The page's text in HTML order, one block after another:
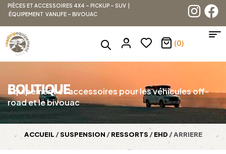
PIÈCES ET ACCESSOIRES 4X4 – PICKUP – SUV |
ÉQUIPEMENT VANLIFE – BIVOUAC
(0)
BOUTIQUE
Équipement et accessoires pour les véhicules off-
road et le bivouac
ACCUEIL /SUSPENSION /RESSORTS /EHD / ARRIERE